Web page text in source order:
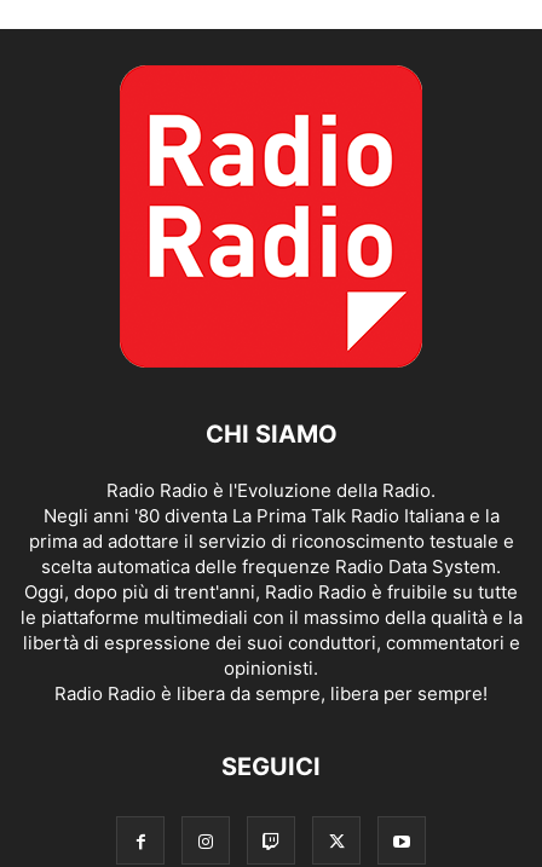
CHI SIAMO
Radio Radio è l'Evoluzione della Radio.
Negli anni '80 diventa La Prima Talk Radio Italiana e la
prima ad adottare il servizio di riconoscimento testuale e
scelta automatica delle frequenze Radio Data System.
Oggi, dopo più di trent'anni, Radio Radio è fruibile su tutte
le piattaforme multimediali con il massimo della qualità e la
libertà di espressione dei suoi conduttori, commentatori e
opinionisti.
Radio Radio è libera da sempre, libera per sempre!
SEGUICI